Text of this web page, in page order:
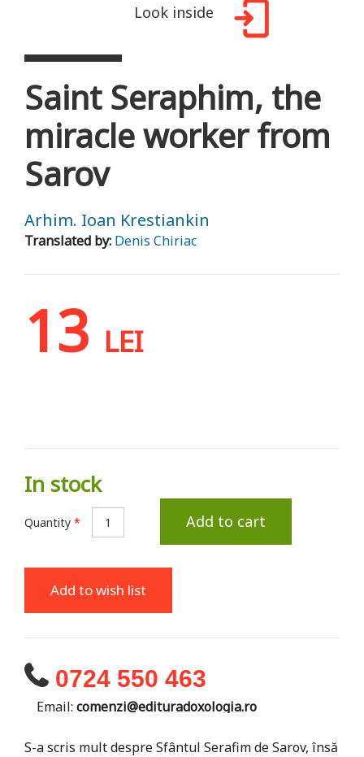
Look inside
Saint Seraphim, the
miracle worker from
Sarov
Arhim. Ioan Krestiankin
Translated by: Denis Chiriac
13 LEI
In stock
Quantity * Add to cart
Add to wish list
0724 550 463
Email: comenzi@edituradoxologia.ro
S-a scris mult despre Sfântul Serafim de Sarov, însă